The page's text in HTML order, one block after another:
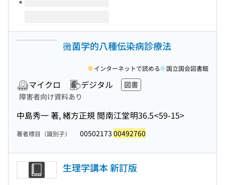
黴菌学的八種伝染病診療法
マイクロ デジタル
図書
障害者向け資料あり
中島秀一 著, 緒方正規 閲南江堂明36.5<59-15>
インターネットで読める 国立国会図書館
著者標目（識別子） 00502173 00492760
生理学講本 新訂版